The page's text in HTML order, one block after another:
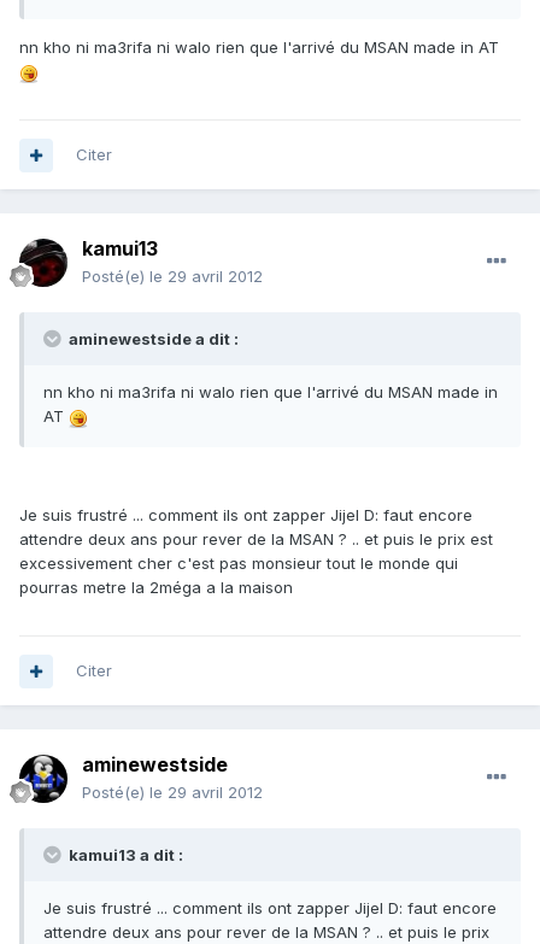
nn kho ni ma3rifa ni walo rien que l'arrivé du MSAN made in AT
Citer
kamui13
Posté(e) le 29 avril 2012
aminewestside a dit :
nn kho ni ma3rifa ni walo rien que l'arrivé du MSAN made in
AT
Je suis frustré ... comment ils ont zapper Jijel D: faut encore
attendre deux ans pour rever de la MSAN ? .. et puis le prix est
excessivement cher c'est pas monsieur tout le monde qui
pourras metre la 2méga a la maison
Citer
aminewestside
Posté(e) le 29 avril 2012
kamui13 a dit :
Je suis frustré ... comment ils ont zapper Jijel D: faut encore
attendre deux ans pour rever de la MSAN ? .. et puis le prix